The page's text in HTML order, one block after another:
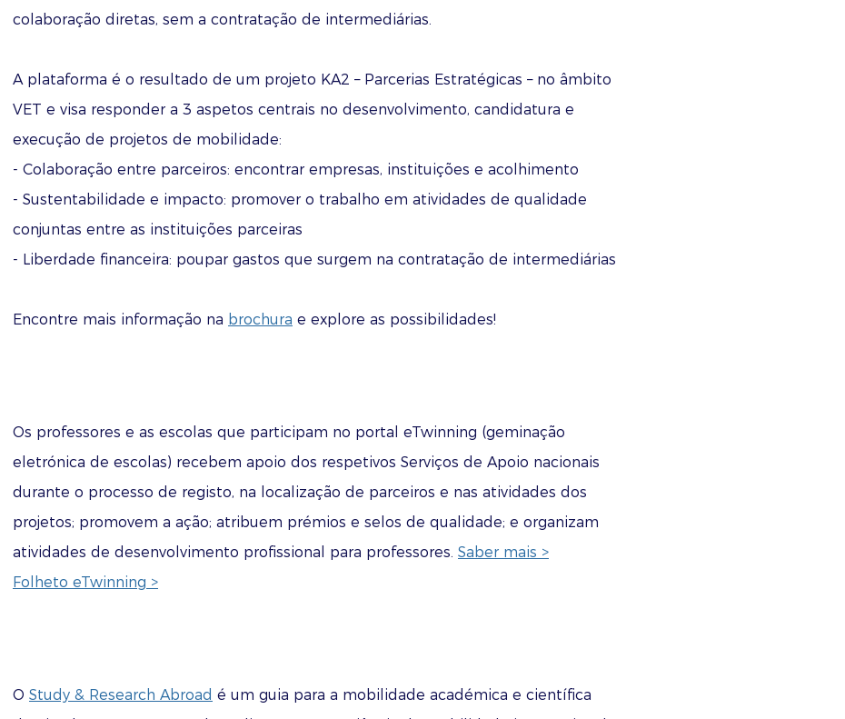
colaboração diretas, sem a contratação de intermediárias.
A plataforma é o resultado de um projeto KA2 – Parcerias Estratégicas – no âmbito
VET e visa responder a 3 aspetos centrais no desenvolvimento, candidatura e
execução de projetos de mobilidade:
- Colaboração entre parceiros: encontrar empresas, instituições e acolhimento
- Sustentabilidade e impacto: promover o trabalho em atividades de qualidade
conjuntas entre as instituições parceiras
- Liberdade financeira: poupar gastos que surgem na contratação de intermediárias
Encontre mais informação na brochura e explore as possibilidades!
Os professores e as escolas que participam no portal eTwinning (geminação
eletrónica de escolas) recebem apoio dos respetivos Serviços de Apoio nacionais
durante o processo de registo, na localização de parceiros e nas atividades dos
projetos; promovem a ação; atribuem prémios e selos de qualidade; e organizam
atividades de desenvolvimento profissional para professores. Saber mais >
Folheto eTwinning >
O Study & Research Abroad é um guia para a mobilidade académica e científica